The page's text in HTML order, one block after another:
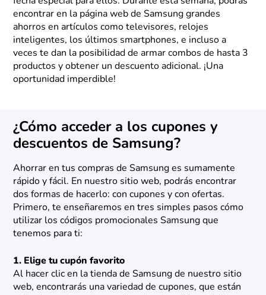
encontrar en la página web de Samsung grandes
ahorros en artículos como televisores, relojes
inteligentes, los últimos smartphones, e incluso a
veces te dan la posibilidad de armar combos de hasta 3
productos y obtener un descuento adicional. ¡Una
oportunidad imperdible!
¿Cómo acceder a los cupones y
descuentos de Samsung?
Ahorrar en tus compras de Samsung es sumamente
rápido y fácil. En nuestro sitio web, podrás encontrar
dos formas de hacerlo: con cupones y con ofertas.
Primero, te enseñaremos en tres simples pasos cómo
utilizar los códigos promocionales Samsung que
tenemos para ti:
1. Elige tu cupón favorito
Al hacer clic en la tienda de Samsung de nuestro sitio
web, encontrarás una variedad de cupones, que están